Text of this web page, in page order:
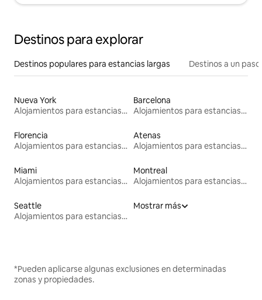
Destinos para explorar
Destinos populares para estancias largas Destinos a un
Nueva York
Alojamientos para estancias largas
Barcelona
Alojamientos para estancias largas
Florencia
Alojamientos para estancias largas
Atenas
Alojamientos para estancias largas
Miami
Alojamientos para estancias largas
Montreal
Alojamientos para estancias largas
Seattle
Alojamientos para estancias largas
Mostrar más
*Pueden aplicarse algunas exclusiones en determinadas
zonas y propiedades.